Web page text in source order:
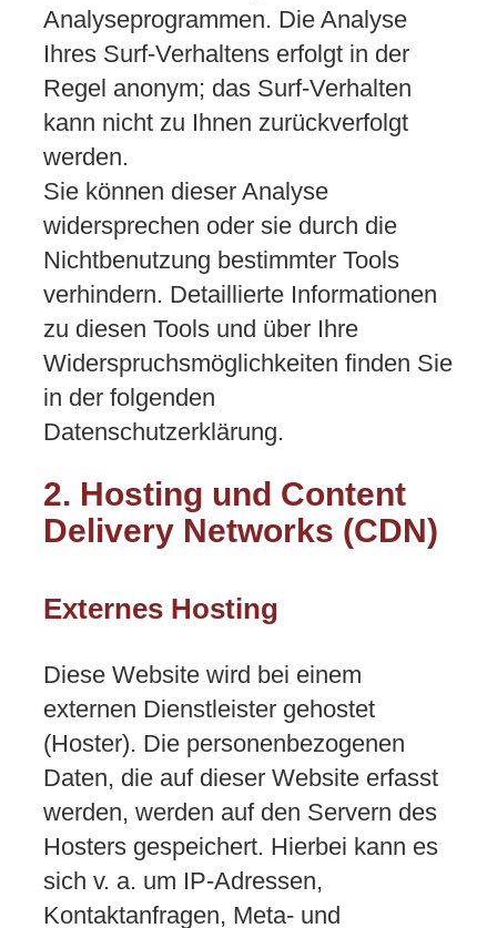
Analyseprogrammen. Die Analyse
Ihres Surf-Verhaltens erfolgt in der
Regel anonym; das Surf-Verhalten
kann nicht zu Ihnen zurückverfolgt
werden.
Sie können dieser Analyse
widersprechen oder sie durch die
Nichtbenutzung bestimmter Tools
verhindern. Detaillierte Informationen
zu diesen Tools und über Ihre
Widerspruchsmöglichkeiten finden Sie
in der folgenden
Datenschutzerklärung.
2. Hosting und Content
Delivery Networks (CDN)
Externes Hosting
Diese Website wird bei einem
externen Dienstleister gehostet
(Hoster). Die personenbezogenen
Daten, die auf dieser Website erfasst
werden, werden auf den Servern des
Hosters gespeichert. Hierbei kann es
sich v. a. um IP-Adressen,
Kontaktanfragen, Meta- und